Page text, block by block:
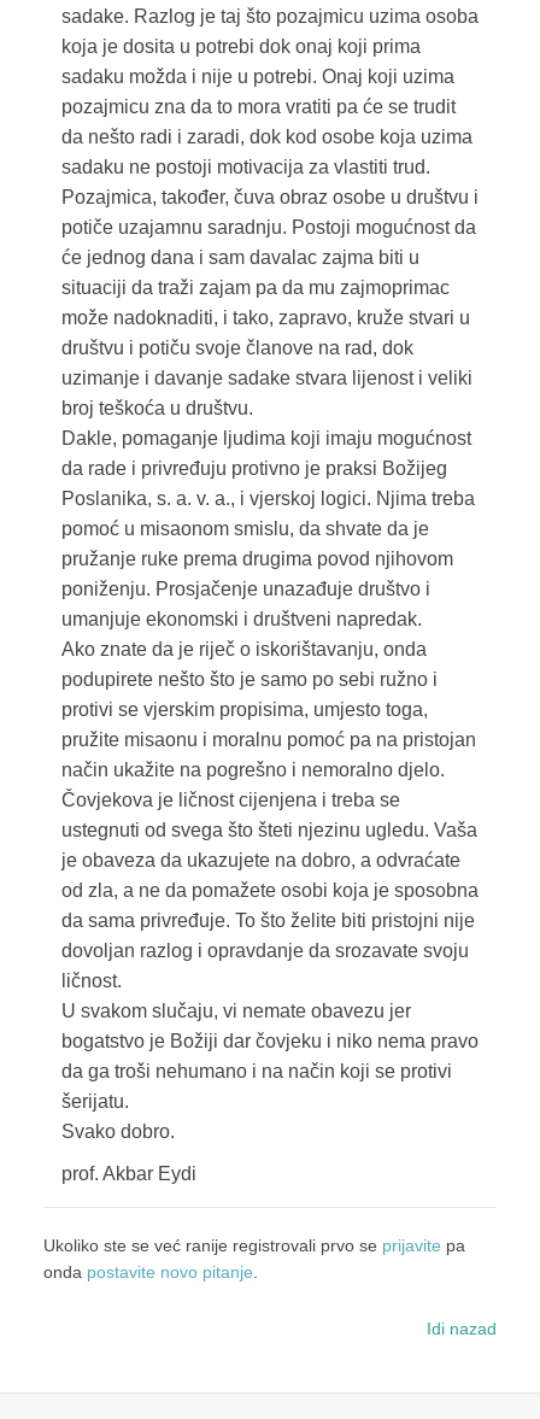
sadake. Razlog je taj što pozajmicu uzima osoba
koja je dosita u potrebi dok onaj koji prima
sadaku možda i nije u potrebi. Onaj koji uzima
pozajmicu zna da to mora vratiti pa će se trudit
da nešto radi i zaradi, dok kod osobe koja uzima
sadaku ne postoji motivacija za vlastiti trud.
Pozajmica, također, čuva obraz osobe u društvu i
potiče uzajamnu saradnju. Postoji mogućnost da
će jednog dana i sam davalac zajma biti u
situaciji da traži zajam pa da mu zajmoprimac
može nadoknaditi, i tako, zapravo, kruže stvari u
društvu i potiču svoje članove na rad, dok
uzimanje i davanje sadake stvara lijenost i veliki
broj teškoća u društvu.
Dakle, pomaganje ljudima koji imaju mogućnost
da rade i privređuju protivno je praksi Božijeg
Poslanika, s. a. v. a., i vjerskoj logici. Njima treba
pomoć u misaonom smislu, da shvate da je
pružanje ruke prema drugima povod njihovom
poniženju. Prosjačenje unazađuje društvo i
umanjuje ekonomski i društveni napredak.
Ako znate da je riječ o iskorištavanju, onda
podupirete nešto što je samo po sebi ružno i
protivi se vjerskim propisima, umjesto toga,
pružite misaonu i moralnu pomoć pa na pristojan
način ukažite na pogrešno i nemoralno djelo.
Čovjekova je ličnost cijenjena i treba se
ustegnuti od svega što šteti njezinu ugledu. Vaša
je obaveza da ukazujete na dobro, a odvraćate
od zla, a ne da pomažete osobi koja je sposobna
da sama privređuje. To što želite biti pristojni nije
dovoljan razlog i opravdanje da srozavate svoju
ličnost.
U svakom slučaju, vi nemate obavezu jer
bogatstvo je Božiji dar čovjeku i niko nema pravo
da ga troši nehumano i na način koji se protivi
šerijatu.
Svako dobro.
prof. Akbar Eydi
Ukoliko ste se već ranije registrovali prvo se prijavite pa
onda postavite novo pitanje.
Idi nazad